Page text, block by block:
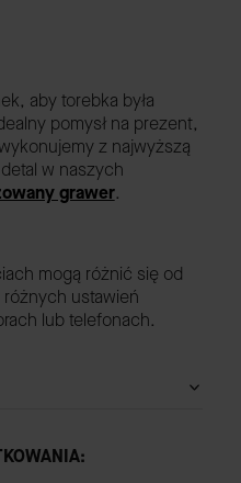
aby torebka była
pomysł na prezent,
z najwyższą
w naszych
grawer.
mogą różnić się od
ustawień
lub telefonach.